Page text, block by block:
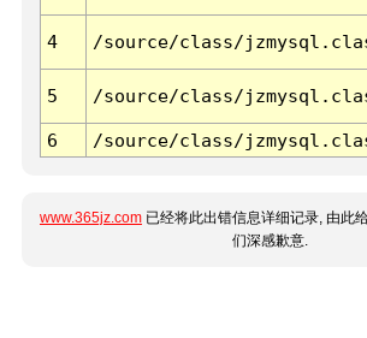
4 /source/class/
5 /source/class/
6 /source/class/
www.365jz.com 已经将此出错信息详细记录, 由此
们深感歉意.